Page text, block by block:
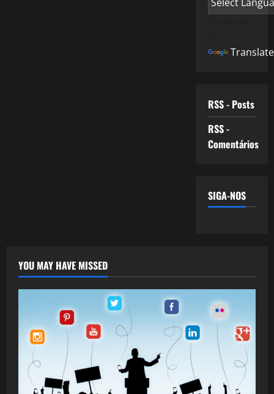
Translate
RSS - Posts
RSS -
Comentários
SIGA-NOS
YOU MAY HAVE MISSED